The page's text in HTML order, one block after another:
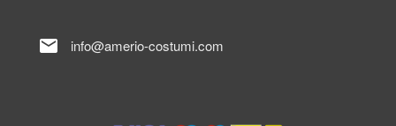
mail info@amerio-costumi.com